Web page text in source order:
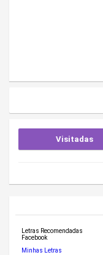
Visitadas
Letras Recomendadas
Facebook
Minhas Letras